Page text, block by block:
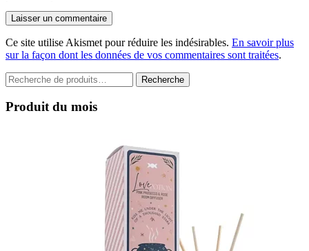
Laisser un commentaire
Ce site utilise Akismet pour réduire les indésirables. En savoir plus
sur la façon dont les données de vos commentaires sont traitées.
Recherche
pour :
Recherche
Produit du mois